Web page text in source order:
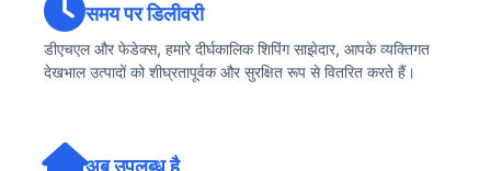
समय पर डिलीवरी
डीएचएल और फेडेक्स, हमारे दीर्घकालिक शिपिंग साझेदार, आपके व्यक्तिगत
देखभाल उत्पादों को शीघ्रतापूर्वक और सुरक्षित रूप से वितरित करते हैं।
अब उपलब्ध है